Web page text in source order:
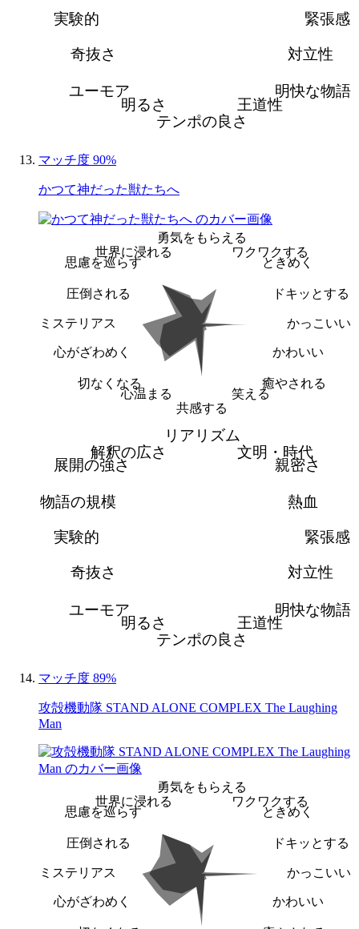
緊張感
対立性
明快な物語
王道性
テンポの良さ
明るさ
ユーモア
奇抜さ
実験的
マッチ度 90%
かつて神だった獣たちへ
勇気をもらえる
ワクワクする
ときめく
ドキッとする
かっこいい
かわいい
癒やされる
笑える
共感する
心温まる
切なくなる
心がざわめく
ミステリアス
圧倒される
思慮を巡らす
世界に浸れる
リアリズム
文明・時代
親密さ
熱血
緊張感
対立性
明快な物語
王道性
テンポの良さ
明るさ
ユーモア
奇抜さ
実験的
物語の規模
展開の強さ
解釈の広さ
マッチ度 89%
攻殻機動隊 STAND ALONE COMPLEX The Laughing
Man
勇気をもらえる
ワクワクする
ときめく
ドキッとする
かっこいい
かわいい
心がざわめく
ミステリアス
圧倒される
思慮を巡らす
世界に浸れる